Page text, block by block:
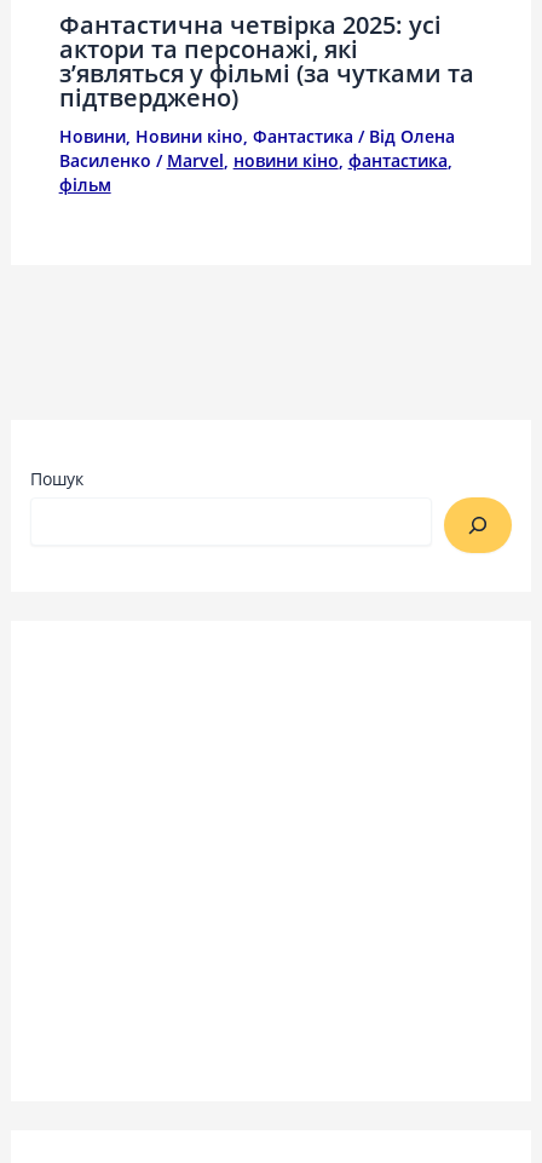
Фантастична четвірка 2025: усі
актори та персонажі, які
з’являться у фільмі (за чутками та
підтверджено)
Новини, Новини кіно, Фантастика / Від Олена
Василенко / Marvel, новини кіно, фантастика,
фільм
Пошук